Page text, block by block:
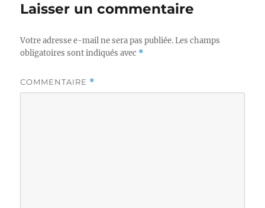
Laisser un commentaire
Votre adresse e-mail ne sera pas publiée. Les champs
obligatoires sont indiqués avec *
COMMENTAIRE *